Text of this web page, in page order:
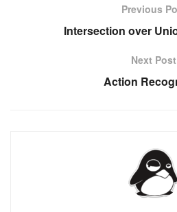
Previous
Intersection over
Next Post
Action